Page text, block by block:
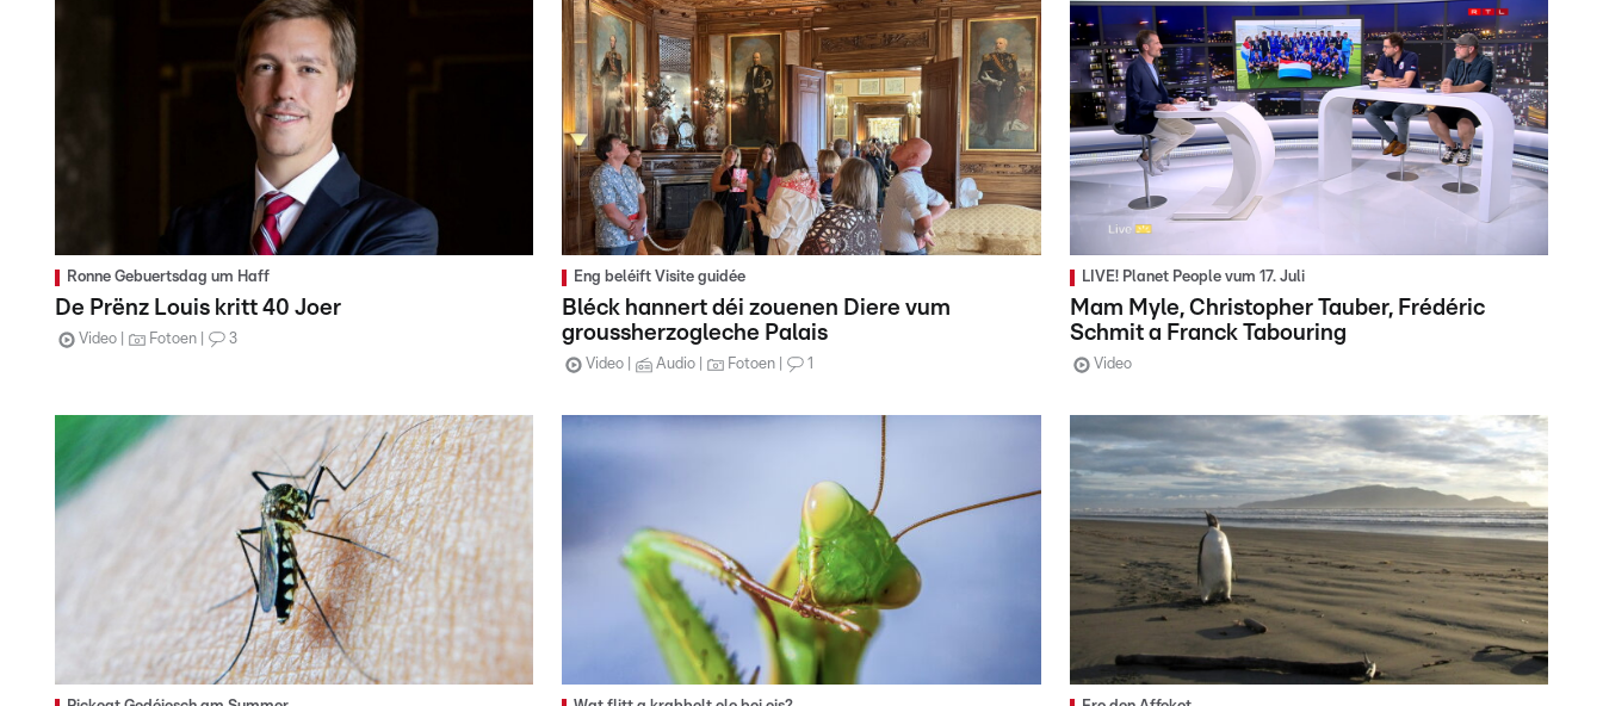
Ronne Gebuertsdag um Haff
De Prënz Louis kritt 40 Joer
Video Fotoen 3
Eng beléift Visite guidée
Bléck hannert déi zouenen Diere vum
groussherzogleche Palais
Video Audio Fotoen 1
LIVE! Planet People vum 17. Juli
Mam Myle, Christopher Tauber, Frédéric
Schmit a Franck Tabouring
Video